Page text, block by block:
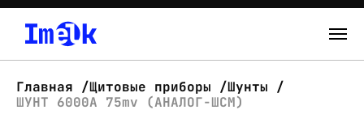
О нас
Главная Щитовые приборы
Шунты
ШУНТ 6000А 75mv (АНАЛОГ-ШСМ)